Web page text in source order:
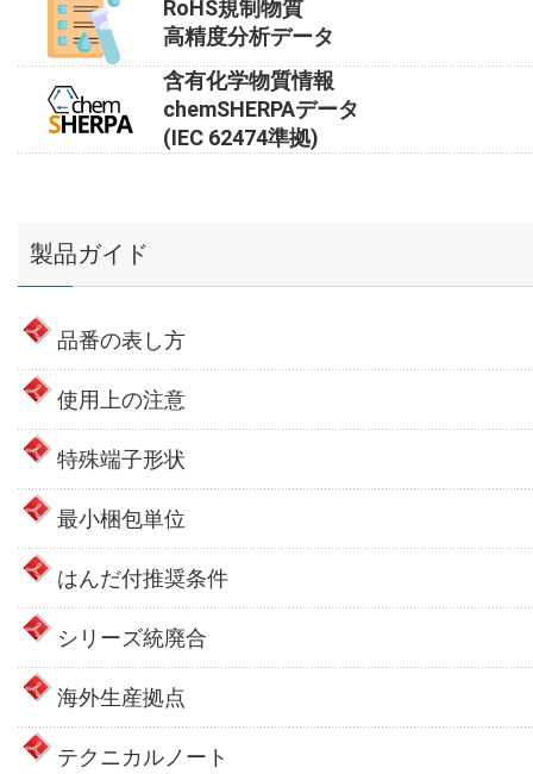
RoHS規制物質
高精度分析データ
含有化学物質情報
chemSHERPAデータ
(IEC 62474準拠)
製品ガイド
品番の表し方
使用上の注意
特殊端子形状
最小梱包単位
はんだ付推奨条件
シリーズ統廃合
海外生産拠点
テクニカルノート